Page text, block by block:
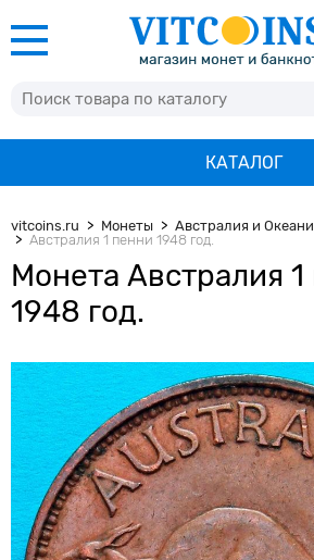
КАТАЛОГ
vitcoins.ru Монеты Австралия и
Австралия 1 пенни 1948 год.
Монета Австралия
1948 год.